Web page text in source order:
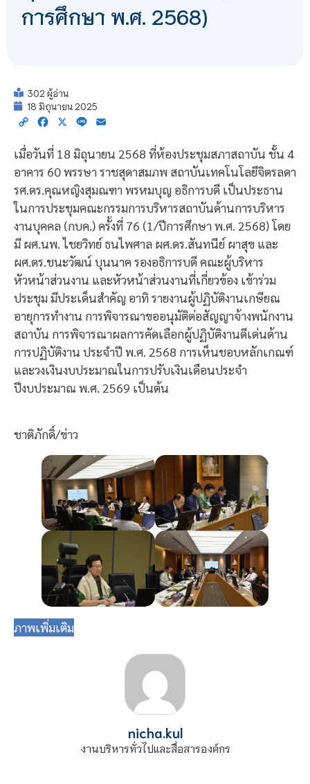
การศึกษา พ.ศ. 2568)
302 ผู้อ่าน
18 มิถุนายน 2025
Copy Facebook
X Line
เมื่อวันที่ 18 มิถุนายน 2568 ที่ห้องประชุมสภาสถาบัน ชั้น 4
อาคาร 60 พรรษา ราชสุดาสมภพ สถาบันเทคโนโลยีจิตรลดา
รศ.ดร.คุณหญิงสุมณฑา พรหมบุญ อธิการบดี เป็นประธาน
ในการประชุมคณะกรรมการบริหารสถาบันด้านการบริหาร
งานบุคคล (กบค.) ครั้งที่ 76 (1/ปีการศึกษา พ.ศ. 2568) โดย
มี ผศ.นพ. ไชยวิทย์ ธนไพศาล ผศ.ดร.สันทนีย์ ผาสุข และ
ผศ.ดร.ชนะวัฒน์ บุนนาค รองอธิการบดี คณะผู้บริหาร
หัวหน้าส่วนงาน และหัวหน้าส่วนงานที่เกี่ยวข้อง เข้าร่วม
ประชุม มีประเด็นสำคัญ อาทิ รายงานผู้ปฏิบัติงานเกษียณ
อายุการทำงาน การพิจารณาขออนุมัติต่อสัญญาจ้างพนักงาน
สถาบัน การพิจารณาผลการคัดเลือกผู้ปฏิบัติงานดีเด่นด้าน
การปฏิบัติงาน ประจำปี พ.ศ. 2568 การเห็นชอบหลักเกณฑ์
และวงเงินงบประมาณในการปรับเงินเดือนประจำ
ปีงบประมาณ พ.ศ. 2569 เป็นต้น
ชาติภักดิ์/ข่าว
ภาพเพิ่มเติม
nicha.kul
งานบริหารทั่วไปและสื่อสารองค์กร